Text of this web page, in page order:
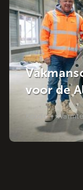
van
Koude +